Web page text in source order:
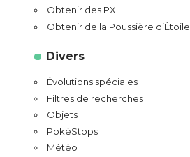
Obtenir des PX
Obtenir de la Poussière d’Étoile
Divers
Évolutions spéciales
Filtres de recherches
Objets
PokéStops
Météo